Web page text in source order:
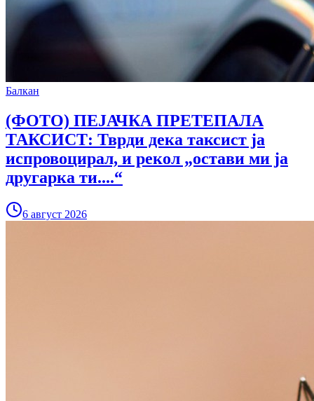
Балкан
(ФОТО) ПЕЈАЧКА ПРЕТЕПАЛА
ТАКСИСТ: Тврди дека таксист ја
испровоцирал, и рекол „остави ми ја
другарка ти....“
6 август 2026